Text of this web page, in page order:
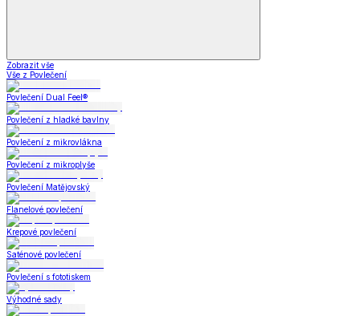
Zobrazit vše
Vše z Povlečení
Povlečení Dual Feel®
Povlečení z hladké bavlny
Povlečení z mikrovlákna
Povlečení z mikroplyše
Povlečení Matějovský
Flanelové povlečení
Krepové povlečení
Saténové povlečení
Povlečení s fototiskem
Výhodné sady